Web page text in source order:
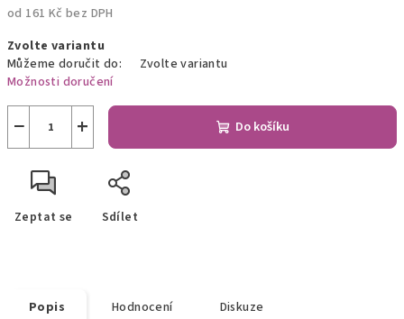
od 161 Kč bez DPH
cena:
Zvolte variantu
Můžeme doručit do:
Zvolte variantu
Možnosti doručení
+
− Do košíku
Zeptat se Sdílet
Popis Hodnocení Diskuze